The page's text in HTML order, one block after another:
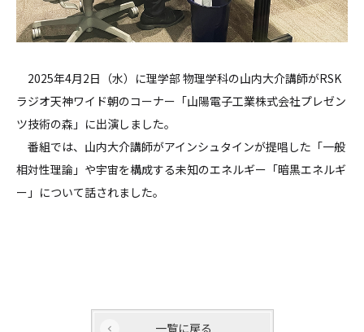
2025年4月2日（水）に理学部 物理学科の山内大介講師がRSK
ラジオ天神ワイド朝のコーナー「山陽電子工業株式会社プレゼン
ツ技術の森」に出演しました。
番組では、山内大介講師がアインシュタインが提唱した「一般
相対性理論」や宇宙を構成する未知のエネルギー「暗黒エネルギ
ー」について話されました。
一覧に戻る